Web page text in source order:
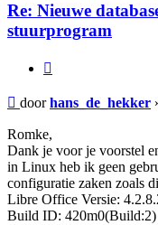
Re: Nieuwe
stuurprogram
Bericht
doorhans_de_hekker
Romke,
Dank je voor je voorstel
in Linux heb ik geen
configuratie zaken zoals
Libre Office Versie:
Build ID: 420m0(Build:2)